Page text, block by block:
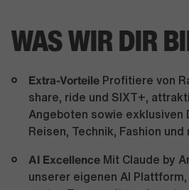
WAS WIR DIR
Extra-Vorteile Profitiere von
share, ride und SIXT+,
Angeboten sowie exklusiven
Reisen, Technik, Fashion und
AI Excellence Mit Claude by
unserer eigenen AI